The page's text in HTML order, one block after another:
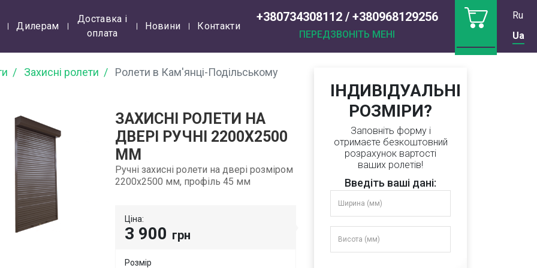
Дилерам
Доставка і
оплата
Новини Контакти
+380734308112 / +380968129256
ПЕРЕДЗВОНІТЬ МЕНІ
Ru
Ua
Захисні ролети Ролети в Кам'янці-Подільському
ЗАХИСНІ РОЛЕТИ НА
ДВЕРІ РУЧНІ 2200Х2500
ММ
Ручні захисні ролети на двері розміром
2200х2500 мм, профіль 45 мм
Ціна:
3 900 грн
Розмір
ІНДИВІДУАЛЬНІ
РОЗМІРИ?
Заповніть форму і
отримаєте безкоштовний
розрахунок вартості
ваших ролетів!
Введіть ваші дані: